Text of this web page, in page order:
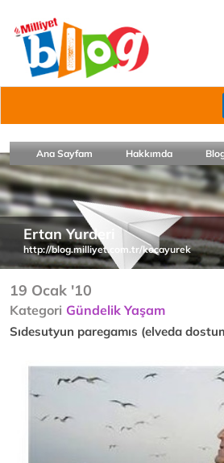
Ana Sayfam Hakkımda
Ertan Yurderi
http://blog.milliyet.com.tr/kocayurek
19 Ocak '10
Kategori Gündelik Yaşam
Sıdesutyun paregamıs (elveda